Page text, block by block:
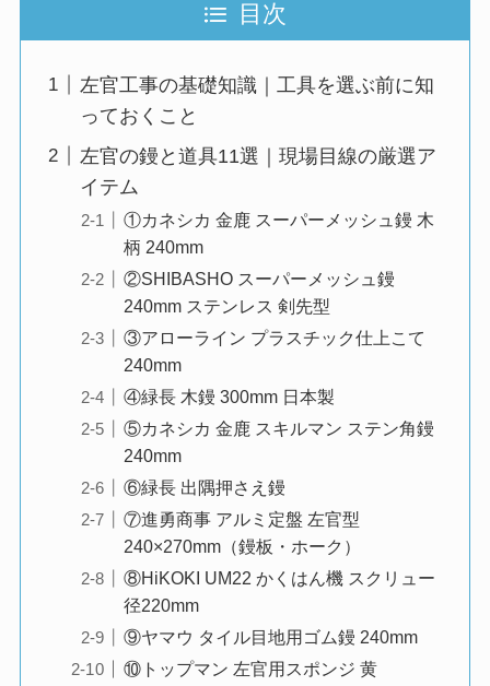
目次
左官工事の基礎知識｜工具を選ぶ前に知
っておくこと
左官の鏝と道具11選｜現場目線の厳選ア
イテム
①カネシカ 金鹿 スーパーメッシュ鏝 木
柄 240mm
②SHIBASHO スーパーメッシュ鏝
240mm ステンレス 剣先型
③アローライン プラスチック仕上こて
240mm
④緑長 木鏝 300mm 日本製
⑤カネシカ 金鹿 スキルマン ステン角鏝
240mm
⑥緑長 出隅押さえ鏝
⑦進勇商事 アルミ定盤 左官型
240×270mm（鏝板・ホーク）
⑧HiKOKI UM22 かくはん機 スクリュー
径220mm
⑨ヤマウ タイル目地用ゴム鏝 240mm
⑩トップマン 左官用スポンジ 黄